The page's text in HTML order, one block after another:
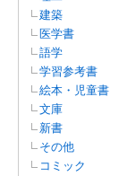
建築
医学書
語学
学習参考書
絵本・児童書
文庫
新書
その他
コミック